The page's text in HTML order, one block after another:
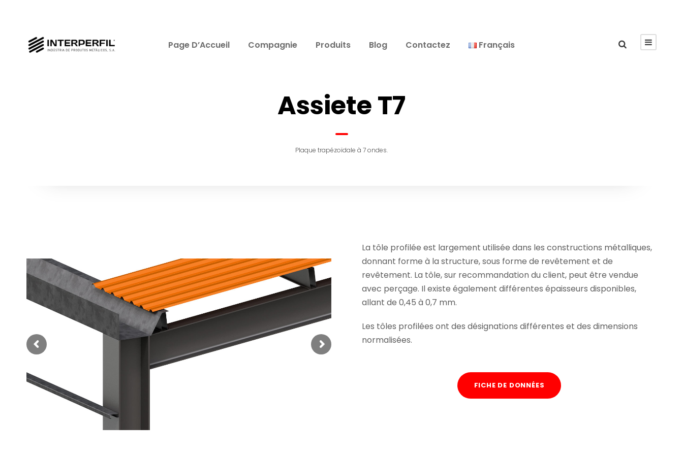
Page D’Accueil Compagnie Produits Blog Contactez Français
Assiete T7
Plaque trapézoïdale à 7 ondes.
La tôle profilée est largement utilisée dans les constructions métalliques,
donnant forme à la structure, sous forme de revêtement et de
revêtement. La tôle, sur recommandation du client, peut être vendue
avec perçage. Il existe également différentes épaisseurs disponibles,
allant de 0,45 à 0,7 mm.
Les tôles profilées ont des désignations différentes et des dimensions
normalisées.
FICHE DE DONNÉES